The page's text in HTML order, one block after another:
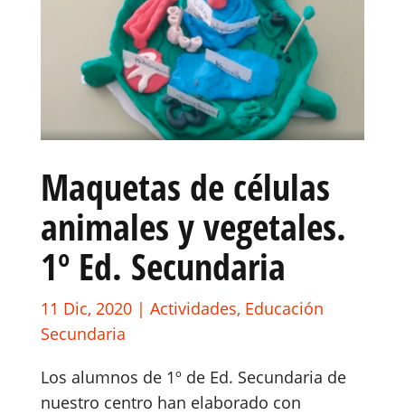
Maquetas de células
animales y vegetales.
1º Ed. Secundaria
11 Dic, 2020| Actividades, Educación
Secundaria
Los alumnos de 1º de Ed. Secundaria de
nuestro centro han elaborado con